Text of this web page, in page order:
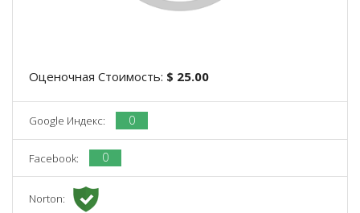
Оценочная Стоимость: $ 25.00
Google Индекс: 0
Facebook: 0
Norton: